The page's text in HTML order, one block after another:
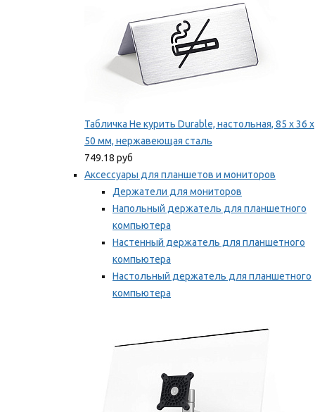
Табличка Не курить Durable, настольная, 85 x 36 x
50 мм, нержавеющая сталь
749.18 руб
Аксессуары для планшетов и мониторов
Держатели для мониторов
Напольный держатель для планшетного
компьютера
Настенный держатель для планшетного
компьютера
Настольный держатель для планшетного
компьютера